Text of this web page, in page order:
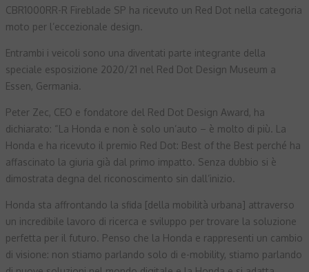
CBR1000RR-R Fireblade SP ha ricevuto un Red Dot nella categoria
moto per l’eccezionale design.
Entrambi i veicoli sono una diventati parte integrante della
speciale esposizione 2020/21 nel Red Dot Design Museum a
Essen, Germania.
Peter Zec, CEO e fondatore del Red Dot Design Award, ha
dichiarato: “La Honda e non è solo un’auto – è molto di più. La
Honda e ha ricevuto il premio Red Dot: Best of the Best perché ha
affascinato la giuria già dal primo impatto. Senza dubbio si è
dimostrata degna del riconoscimento sin dall’inizio.
Honda sta affrontando la sfida [della mobilità urbana] attraverso
un incredibile lavoro di ricerca e sviluppo per trovare la soluzione
perfetta per il futuro. Penso che la Honda e rappresenti un cambio
di visione: non stiamo parlando solo di e-mobility, stiamo parlando